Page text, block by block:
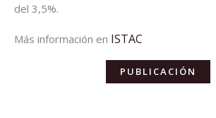
del 3,5%.
Más información en ISTAC
PUBLICACIÓN